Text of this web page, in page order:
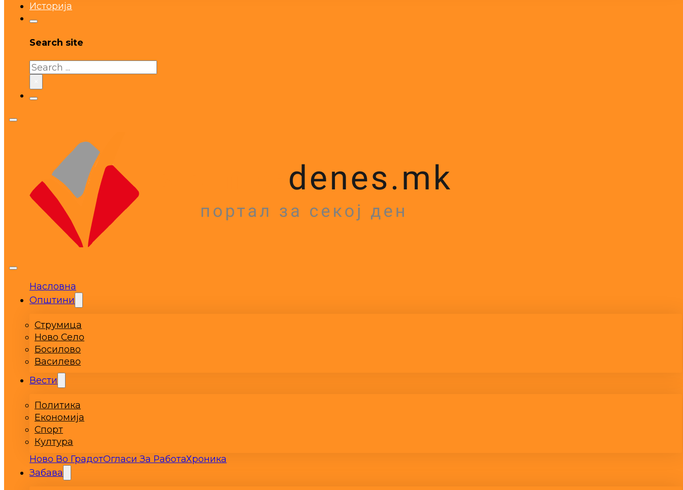
Историја
Search site
Search
Насловна
Општини
Струмица
Ново Село
Босилово
Василево
Вести
Политика
Економија
Спорт
Култура
Ново Во ГрадотОгласи За РаботаХроника
Забава